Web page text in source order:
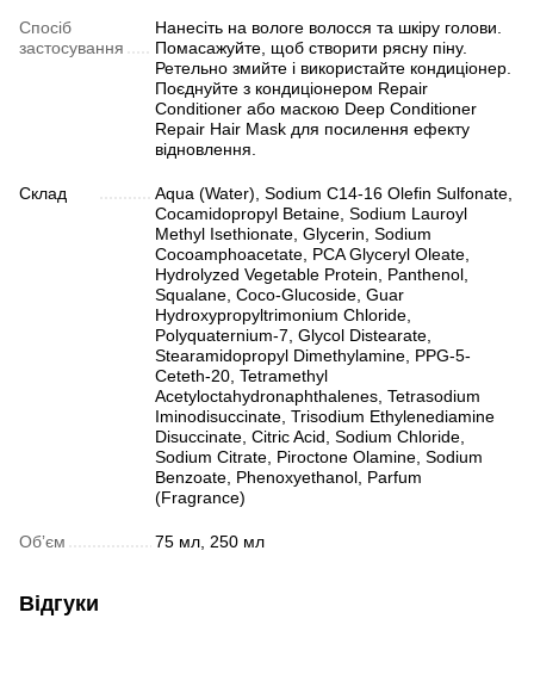
Спосіб
застосування
Нанесіть на вологе волосся та шкіру голови.
Помасажуйте, щоб створити рясну піну.
Ретельно змийте і використайте кондиціонер.
Поєднуйте з кондиціонером Repair
Conditioner або маскою Deep Conditioner
Repair Hair Mask для посилення ефекту
відновлення.
Склад
Aqua (Water), Sodium C14-16 Olefin Sulfonate,
Cocamidopropyl Betaine, Sodium Lauroyl
Methyl Isethionate, Glycerin, Sodium
Cocoamphoacetate, PCA Glyceryl Oleate,
Hydrolyzed Vegetable Protein, Panthenol,
Squalane, Coco-Glucoside, Guar
Hydroxypropyltrimonium Chloride,
Polyquaternium-7, Glycol Distearate,
Stearamidopropyl Dimethylamine, PPG-5-
Ceteth-20, Tetramethyl
Acetyloctahydronaphthalenes, Tetrasodium
Iminodisuccinate, Trisodium Ethylenediamine
Disuccinate, Citric Acid, Sodium Chloride,
Sodium Citrate, Piroctone Olamine, Sodium
Benzoate, Phenoxyethanol, Parfum
(Fragrance)
Обʼєм 75 мл, 250 мл
Відгуки